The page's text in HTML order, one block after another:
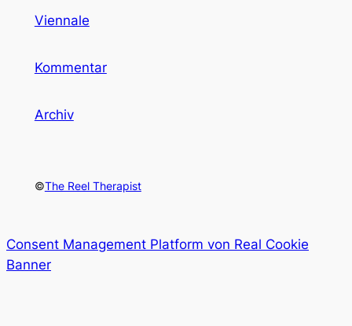
Viennale
Kommentar
Archiv
©The Reel Therapist
Consent Management Platform von Real Cookie
Banner